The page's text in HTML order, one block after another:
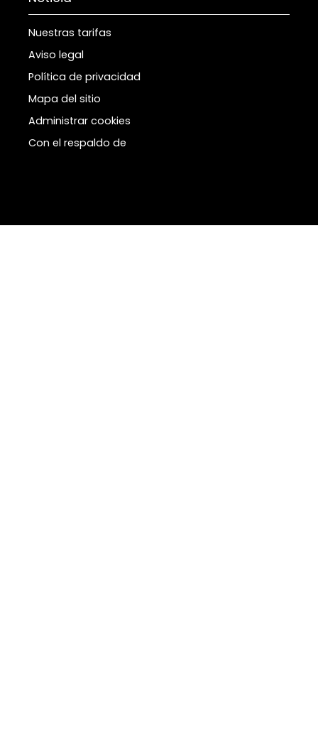
Nuestras tarifas
Aviso legal
Política de privacidad
Mapa del sitio
Administrar cookies
Con el respaldo de